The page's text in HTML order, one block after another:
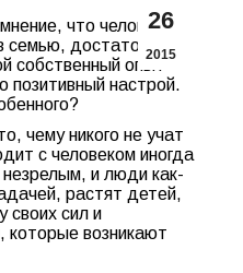
26
2015
что человеку,
семью, достаточно
собственный опыт
позитивный настрой.
чему никого не учат
с человеком иногда
и люди как-
растят детей,
сил и
которые возникают